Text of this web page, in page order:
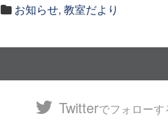
お知らせ, 教室だより
Twitterでフォローす